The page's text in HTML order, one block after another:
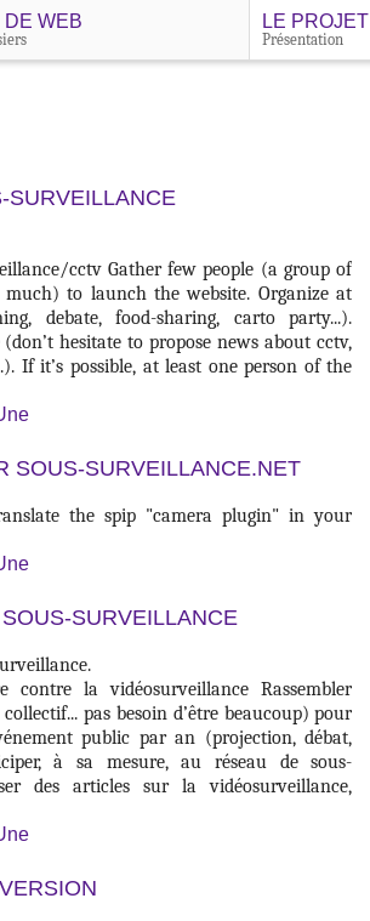
DE WEB LE PROJET
Présentation
SURVEILLANCE
cctv Gather few people (a group of
much) to launch the website. Organize at
debate, food-sharing, carto party...).
hesitate to propose news about cctv,
If it’s possible, at least one person of the
SOUS-SURVEILLANCE.NET
the spip "camera plugin" in your
SURVEILLANCE
contre la vidéosurveillance Rassembler
pas besoin d’être beaucoup) pour
public par an (projection, débat,
à sa mesure, au réseau de sous-
des articles sur la vidéosurveillance,